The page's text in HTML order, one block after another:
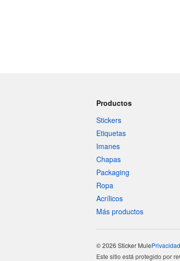
Productos
Stickers
Etiquetas
Imanes
Chapas
Packaging
Ropa
Acrílicos
Más productos
© 2026 Sticker MulePrivacidad
Este sitio está protegido por